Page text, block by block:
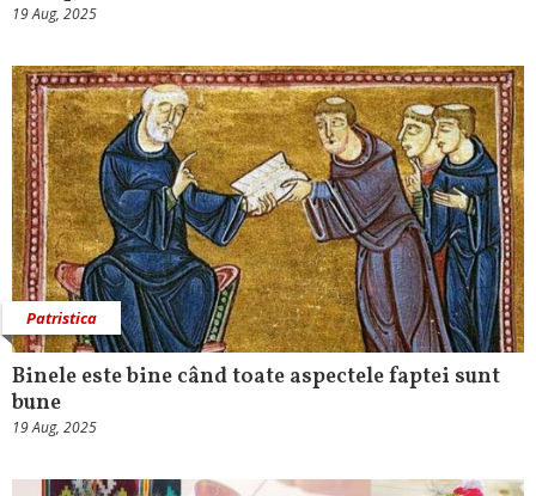
19 Aug, 2025
Patristica
Binele este bine când toate aspectele faptei sunt
bune
19 Aug, 2025